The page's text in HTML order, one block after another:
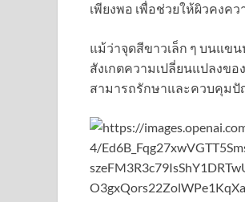
เพียงพอ เพื่อช่วยให้ผิวคงค
แม้ว่าจุดสีขาวเล็ก ๆ บนแข
สังเกตความเปลี่ยนแปลงข
สามารถรักษาและควบคุมปั